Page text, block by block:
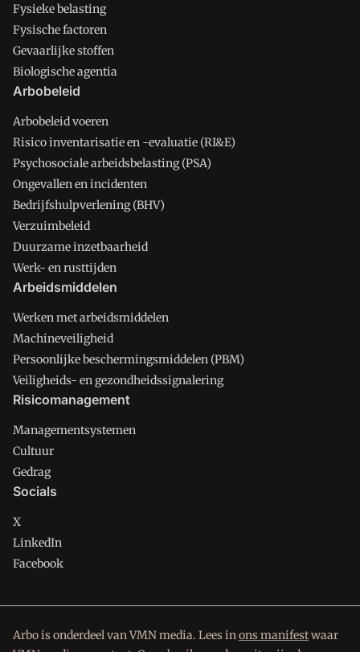
Fysieke belasting
Fysische factoren
Gevaarlijke stoffen
Biologische agentia
Arbobeleid
Arbobeleid voeren
Risico inventarisatie en -evaluatie (RI&E)
Psychosociale arbeidsbelasting (PSA)
Ongevallen en incidenten
Bedrijfshulpverlening (BHV)
Verzuimbeleid
Duurzame inzetbaarheid
Werk- en rusttijden
Arbeidsmiddelen
Werken met arbeidsmiddelen
Machineveiligheid
Persoonlijke beschermingsmiddelen (PBM)
Veiligheids- en gezondheidssignalering
Risicomanagement
Managementsystemen
Cultuur
Gedrag
Socials
X
LinkedIn
Facebook
Arbo is onderdeel van VMN media. Lees in ons manifestwaar